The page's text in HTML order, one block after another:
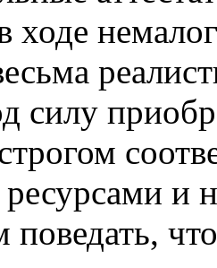
ходе
силу
и
поведать,